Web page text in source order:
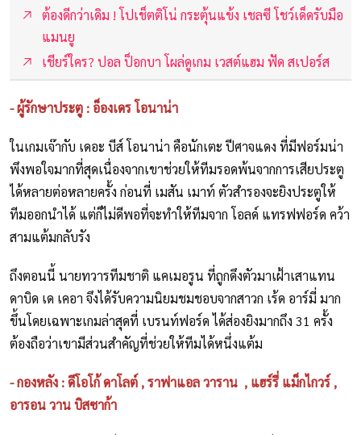
ต้องดีกว่าเดิม ! โปเช็ตติโน่ กระตุ้นแข้ง เชลซี โชว์เด็ดรับมือ
แมนยู
เชียร์ใคร? ปอล ป็อกบา โผล่ดูเกม เวสต์แฮม ฟัด สเปอร์ส
- ผู้รักษาประตู : อ็องเดร โอนาน่า
ในเกมเจ๊ากับ เดอะ บีส์ โอนาน่า คือนักเตะ ปีศาจแดง ที่มีฟอร์มน่า
พึงพอใจมากที่สุดเนื่องจากเขาช่วยให้ทีมรอดพ้นจากการเสียประตู
ได้หลายต่อหลายครั้ง ก่อนที่ เมสัน เมาท์ ตัวสำรองจะยิงประตูให้
ทีมออกนำได้ แต่ก็ไม่ดีพอที่จะทำให้ทีมจาก โอลด์ แทรฟฟอร์ด คว้า
สามแต้มกลับรัง
ถึงตอนนี้ นายทวารทีมชาติ แคเมอรูน ที่ถูกดึงตัวมาเฝ้าเสาแทน
ดาบิด เด เคอา จึงได้รับความนิยมชมชอบจากสาวก เร้ด อาร์มี่ มาก
ขึ้นโดยเฉพาะเกมล่าสุดที่ เบรนท์ฟอร์ด ได้ส่องยิงมากถึง 31 ครั้ง
ต้องถือว่าเขามีส่วนสำคัญที่ช่วยให้ทีมได้หนึ่งแต้ม
- กองหลัง : ดีโอโก้ ดาโลต์ , ราฟาแอล วาราน , แฮร์รี่ แม็กไกวร์ ,
อารอน วาน บิสซาก้า